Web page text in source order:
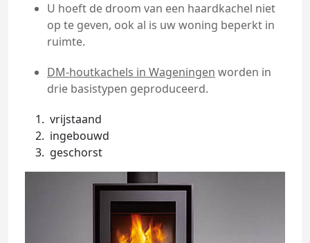
U hoeft de droom van een haardkachel niet
op te geven, ook al is uw woning beperkt in
ruimte.
DM-houtkachels in Wageningen worden in
drie basistypen geproduceerd.
vrijstaand
ingebouwd
geschorst